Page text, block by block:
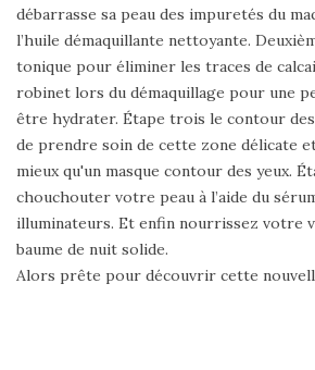
débarrasse sa peau des impuretés du
l’huile démaquillante nettoyante.
tonique pour éliminer les traces de
robinet lors du démaquillage pour une
être hydrater. Étape trois le contour
de prendre soin de cette zone délicate
mieux qu'un masque contour des yeux.
chouchouter votre peau à l’aide du
illuminateurs. Et enfin nourrissez votre
baume de nuit solide.
Alors prête pour découvrir cette